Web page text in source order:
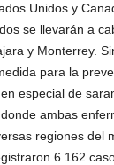
Unidos y
se llevarán a
y Monterrey.
para la
especial de
ambas
regiones del
6.162